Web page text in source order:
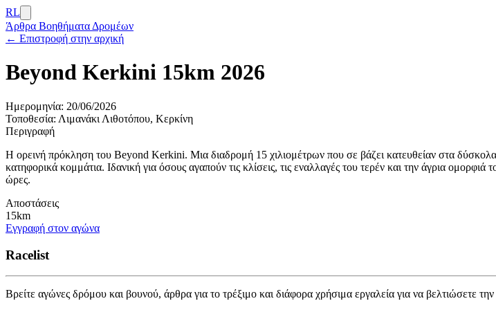
RL
Άρθρα Βοηθήματα Δρομέων
← Επιστροφή στην αρχική
Beyond Kerkini 15km 2026
Ημερομηνία: 20/06/2026
Τοποθεσία: Λιμανάκι Λιθοτόπου, Κερκίνη
Περιγραφή
Η ορεινή πρόκληση του Beyond Kerkini. Μια διαδρομή 15 χιλιομέτρων που σε βάζει κατευθείαν στα
κατηφορικά κομμάτια. Ιδανική για όσους αγαπούν τις κλίσεις, τις εναλλαγές του τερέν και την άγρια
ώρες.
Αποστάσεις
15km
Εγγραφή στον αγώνα
Racelist
Βρείτε αγώνες δρόμου και βουνού, άρθρα για το τρέξιμο και διάφορα χρήσιμα εργαλεία για να βελτιώσετε